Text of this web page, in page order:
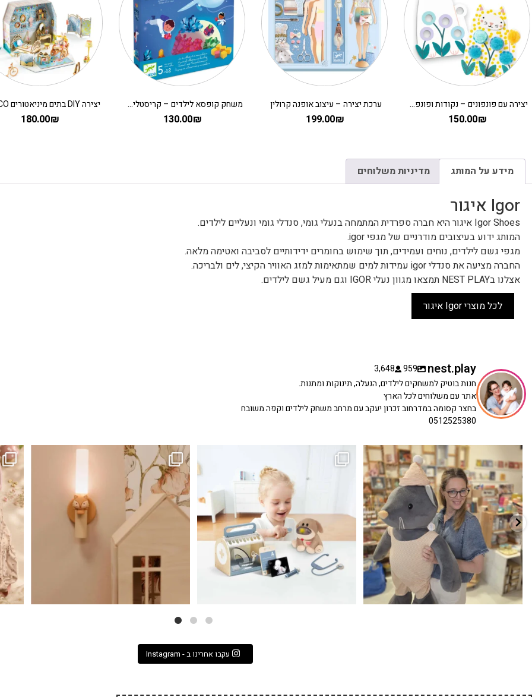
יצירה עם פונפונים – נקודות ופונפונים בדשא DJECO
150.00₪
ערכת יצירה – עיצוב אופנה קרולין
199.00₪
משחק קופסא לילדים – קריסטלים בחלל
130.00₪
180.00₪
מידע על המותג מדיניות משלוחים
Igor איגור
Igor Shoes איגור היא חברה ספרדית המתמחה בנעלי גומי, סנדלי גומי ונעליים לילדים.
המותג ידוע בעיצובים מודרניים של מגפי igor.
מגפי גשם לילדים, נוחים ועמידים, תוך שימוש בחומרים ידידותיים לסביבה ואטימה מלאה.
החברה מציעה את סנדלי igor עמידות למים שמתאימות למזג האוויר הקיצי, לים ולבריכה.
אצלנו בNEST PLAY תמצאו מגוון נעלי IGOR וגם מעיל גשם לילדים.
לכל מוצרי Igor איגור
nest.play
959
3,648
חנות בוטיק למשחקים לילדים, הנעלה, תינוקות ומתנות.
אתר עם משלוחים לכל הארץ
בחצר קסומה במדרחוב זכרון יעקב עם מרחב משחק לילדים וקפה משובח
0512525380
גם פריט עיצובי לחדר, גם מנורת לילה מרגיעה, וגם...
0
7 0
כשפתחתי את החנות חלמתי ליצור מקום שהייתי
שמחה
39 16
עקבו אחרינו ב - Instagram